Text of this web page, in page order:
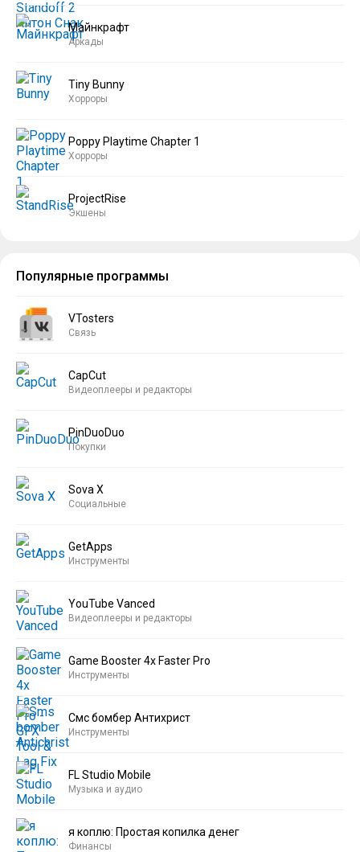
Майнкрафт
Аркады
Tiny Bunny
Хорроры
Poppy Playtime Chapter 1
Хорроры
ProjectRise
Экшены
Популярные программы
VTosters
Связь
CapCut
Видеоплееры и редакторы
PinDuoDuo
Покупки
Sova X
Социальные
GetApps
Инструменты
YouTube Vanced
Видеоплееры и редакторы
Game Booster 4x Faster Pro
Инструменты
Смс бомбер Антихрист
Инструменты
FL Studio Mobile
Музыка и аудио
я коплю: Простая копилка денег
Финансы